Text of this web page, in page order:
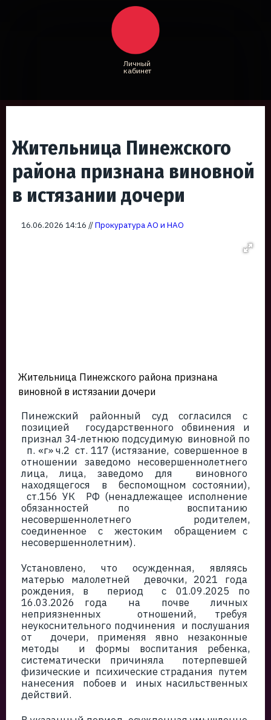
Личный
кабинет
Жительница Пинежского
района признана виновной
в истязании дочери
16.06.2026 14:16 //Прокуратура АО и НАО
Жительница Пинежского района признана
виновной в истязании дочери
Пинежский районный суд согласился с
позицией государственного обвинения и
признал 34-летнюю подсудимую виновной по
п. «г» ч.2 ст. 117 (истязание, совершенное в
отношении заведомо несовершеннолетнего
лица, лица, заведомо для виновного
находящегося в беспомощном состоянии),
ст.156 УК РФ (ненадлежащее исполнение
обязанностей по воспитанию
несовершеннолетнего родителем,
соединенное с жестоким обращением с
несовершеннолетним).
Установлено, что осужденная, являясь
матерью малолетней девочки, 2021 года
рождения, в период с 01.09.2025 по
16.03.2026 года на почве личных
неприязненных отношений, требуя
неукоснительного подчинения и послушания
от дочери, применяя явно незаконные
методы и формы воспитания ребенка,
систематически причиняла потерпевшей
физические и психические страдания путем
нанесения побоев и иных насильственных
действий.